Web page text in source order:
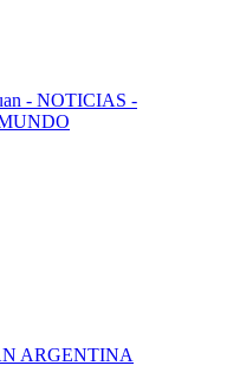
- NOTICIAS -